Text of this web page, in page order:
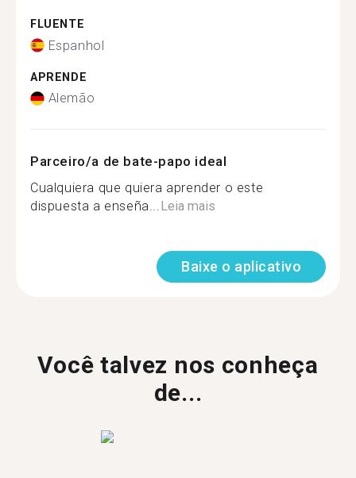
FLUENTE
Espanhol
APRENDE
Alemão
Parceiro/a de bate-papo ideal
Cualquiera que quiera aprender o este
dispuesta a enseña...Leia mais
Baixe o aplicativo
Você talvez nos conheça
de...